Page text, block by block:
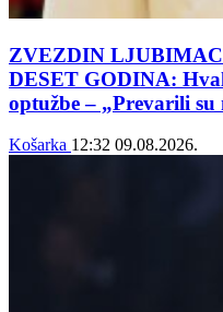
ZVEZDIN
DESET GODINA:
optužbe – „Prevarili su
Košarka 12:32 09.08.2026.